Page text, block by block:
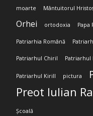
moarte Mântuitorul
Orhei ortodoxia Papa
Patriarhia Română
Patriarhul Chiril Patriarhul
Patriarhul Kirill pictura
Preot Iulian
Școală